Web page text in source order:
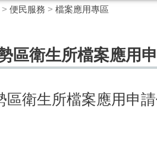
便民服務 > 檔案應用專區
區衛生所檔案應用
區衛生所檔案應用申